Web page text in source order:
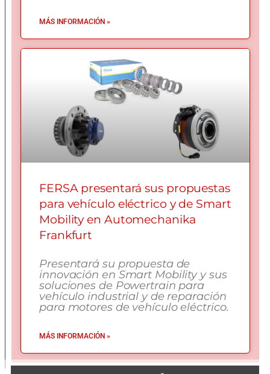
MÁS INFORMACIÓN »
FERSA presentará sus propuestas
para vehículo eléctrico y de Smart
Mobility en Automechanika
Frankfurt
Presentará su propuesta de
innovación en Smart Mobility y sus
soluciones de Powertrain para
vehículo industrial y de reparación
para motores de vehículo eléctrico.
MÁS INFORMACIÓN »